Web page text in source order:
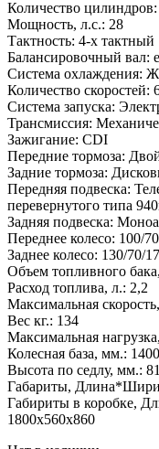
Количество цилиндров:
Мощность, л.с.: 28
Тактность: 4-x тактный
Балансировочный вал:
Система охлаждения:
Количество скоростей:
Система запуска:
Трансмиссия:
Зажигание: CDI
Передние тормоза:
Задние тормоза:
Передняя подвеска:
перевернутого типа
Задняя подвеска:
Переднее колесо: 100/
Заднее колесо: 130/70/17
Объем топливного
Расход топлива, л.: 2,2
Максимальная
Вес кг.: 134
Максимальная
Колесная база, мм.: 1400
Высота по седлу, мм.:
Габариты,
Габириты в коробке,
1800x560x860